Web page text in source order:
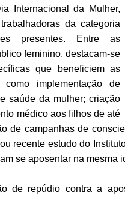
Internacional da Mulher,
da categoria
presentes. Entre as
feminino, destacam-se
que beneficiem as
como implementação de
saúde da mulher; criação
médico aos filhos de até
de campanhas de
recente estudo do
se aposentar na mesma
de repúdio contra a